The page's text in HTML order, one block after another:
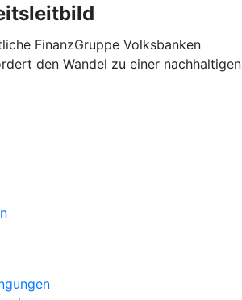
FinanzGruppe Volksbanken
den Wandel zu einer nachhaltigen